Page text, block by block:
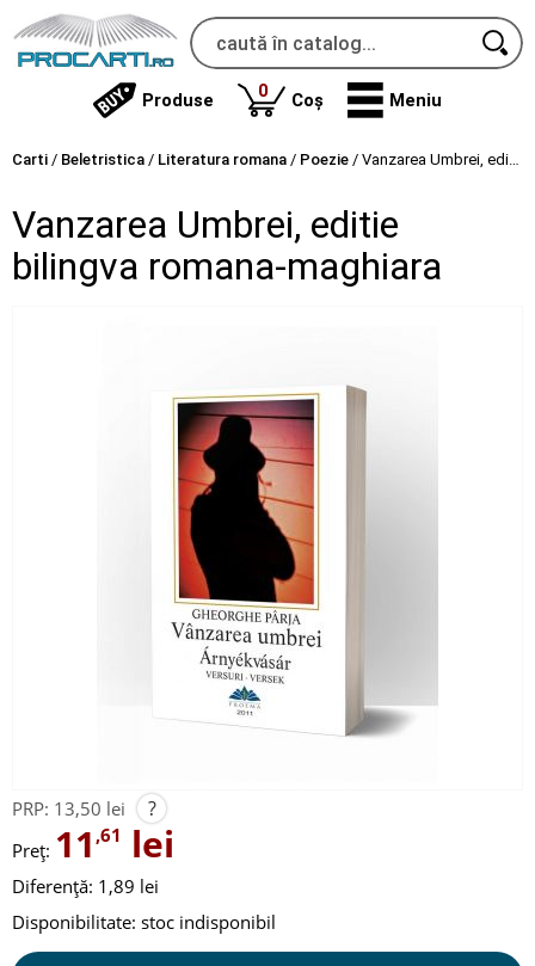
Produse 0produse
Coș Meniu
Carti / Beletristica / Literatura romana / Poezie / Vanzarea Umbrei, editie bilingva romana-maghiara
Vanzarea Umbrei, editie
bilingva romana-maghiara
PRP: 13,50 lei ?
Preț: 11 ,61 lei
Diferență: 1,89 lei
Disponibilitate: stoc indisponibil